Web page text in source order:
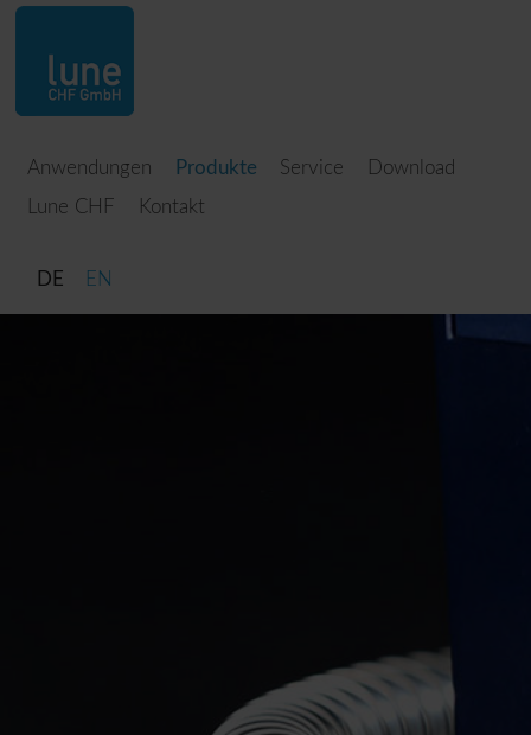
Anwendungen Produkte Service
Download
Lune CHF
Kontakt
DE EN